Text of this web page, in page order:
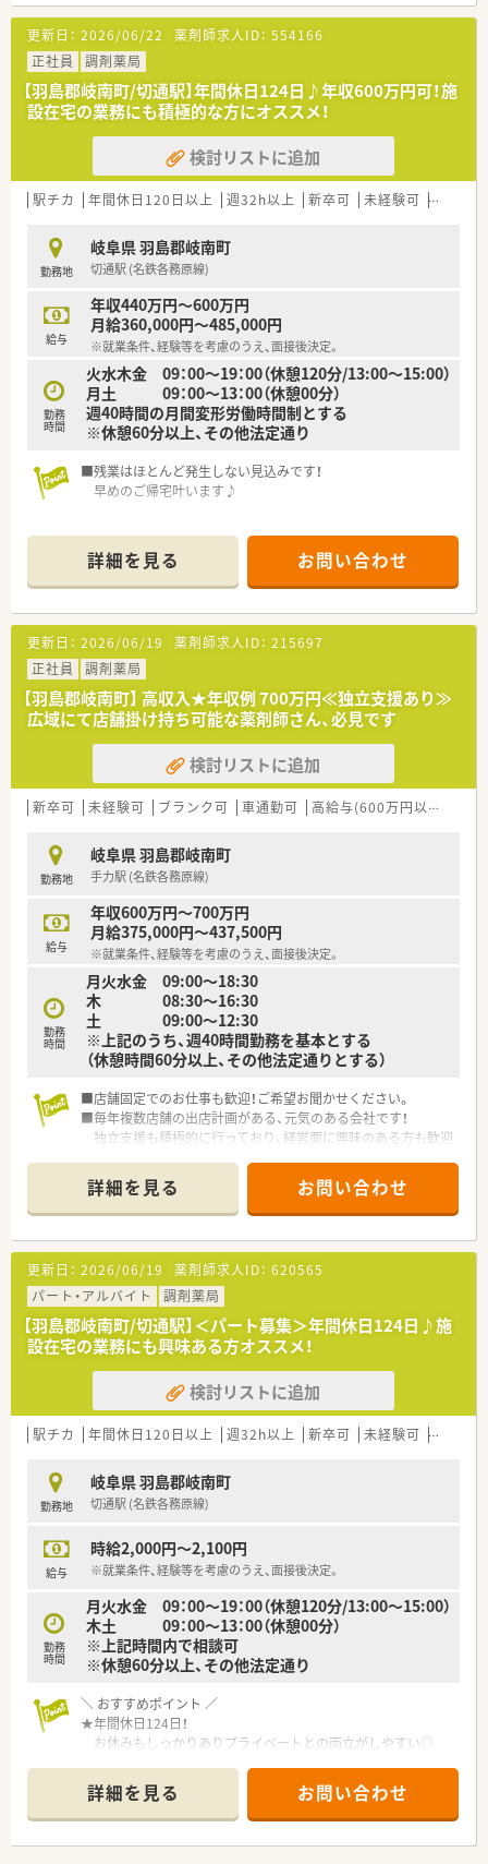
■主に内科や消化器科の処方箋を応需しており、専門的な知識を
深く身につけることができます。
■事務スタッフが在籍しているため、薬剤師としての本来の調剤
業務にしっかりと専念できます。
【想定される業務内容】
■内科や消化器科の処方箋を中心とした調剤業務全般と、患者様
への丁寧な服薬指導をお任せいたします。
■iPadの薬歴システムを活用した効率的な薬歴入力業務を行い、
患者様との対話時間を確保していただきます。
な業務は一切ないため専門業務に集中できます。
【やりがい/おすすめポイント】
■充実した薬歴システムにより事務作業の負担が軽減され、患者
様とじっくり向き合える時間にやりがいを感じます。
■個人の頑張りが明確な評価制度によって可視化されるため、高
いモチベーションを維持して業務に取り組めます。
■東証プライム上場企業の充実した待遇や福利厚生を享受しな
がら、地域に根ざした医療貢献が実現できます。
更新日： 2026/06/22 薬剤師求人ID： 554166
正社員
調剤薬局
【羽島郡岐南町/切通駅】年間休日124日♪年収600万円可！施
設在宅の業務にも積極的な方にオススメ！
検討リストに追加
駅チカ 年間休日120日以上 週32h以上 新卒可 未経験可 ブラン
勤務地
岐阜県 羽島郡岐南町
切通駅 (名鉄各務原線)
給与
年収440万円～600万円
月給360,000円～485,000円
※就業条件、経験等を考慮のうえ、面接後決定。
勤務
時間
火水木金 09：00～19：00（休憩120分/13:00～15:00）
月土 09：00～13：00（休憩00分）
週40時間の月間変形労働時間制とする
※休憩60分以上、その他法定通り
■残業はほとんど発生しない見込みです！
早めのご帰宅叶います♪
★年間休日124日！
お休みもしっかりありプライベートとの両立がしやすい◎
★電子薬歴・自動分包機・粉薬の監査システム導入！
安心して働ける環境を整えています。
★キャリアパス制度を導入！
「どうしたら昇給できるか？」「どうしたら昇格できるか？」が
分かりやすい体制◎
★コンビニも近く便利な立地♪
＼ こんな会社です ／
■愛知県（主に尾張エリア）、岐阜県エリアに13店舗展開してい
地域に根付いた薬局運営をされており、地域貢献をしたいとお
考えの方に適しています。
力をされています。
■応需先とも一緒に勉強会をするなど、
良好な関係構築ができており連携ができています。
■全員で薬局を作ろうとしている雰囲気は、
スタッフ間の関係の良さも感じられます。
■社長との距離も非常に近く、
意見を言い合える風通しのよい環境です。
■アットホームな雰囲気で、20代～70代と幅広い年代の方が活
躍をされておられます。
■設備面も監査システムを導入するなどして安心して勤務がで
きる環境づくりをされています。
■エリアマネージャーも複数いますので、急なお休みもとれる環
詳細を見る お問い合わせ
更新日： 2026/06/19 薬剤師求人ID： 215697
正社員
調剤薬局
【羽島郡岐南町】 高収入★年収例 700万円≪独立支援あり≫
広域にて店舗掛け持ち可能な薬剤師さん、必見です
検討リストに追加
新卒可 未経験可 ブランク可 車通勤可 高給与(600万円以上)
勤務地
岐阜県 羽島郡岐南町
手力駅 (名鉄各務原線)
給与
年収600万円～700万円
月給375,000円～437,500円
※就業条件、経験等を考慮のうえ、面接後決定。
勤務
時間
月火水金 09:00～18:30
木 08:30～16:30
土 09:00～12:30
※上記のうち、週40時間勤務を基本とする
（休憩時間60分以上、その他法定通りとする）
■店舗固定でのお仕事も歓迎！ご希望お聞かせください。
■毎年複数店舗の出店計画がある、元気のある会社です！
独立支援も積極的に行っており、経営面に興味のある方も歓迎
■この求人はプレミア高収入求人特集に掲載中です■
詳細を見る お問い合わせ
更新日： 2026/06/19 薬剤師求人ID： 620565
パート・アルバイト
調剤薬局
【羽島郡岐南町/切通駅】＜パート募集＞年間休日124日♪施
設在宅の業務にも興味ある方オススメ！
検討リストに追加
駅チカ 年間休日120日以上 週32h以上 新卒可 未経験可 ブラン
勤務地
岐阜県 羽島郡岐南町
切通駅 (名鉄各務原線)
給与
時給2,000円～2,100円
※就業条件、経験等を考慮のうえ、面接後決定。
勤務
時間
月火水金 09：00～19：00（休憩120分/13:00～15:00）
木土 09：00～13：00（休憩00分）
※上記時間内で相談可
※休憩60分以上、その他法定通り
＼ おすすめポイント ／
★年間休日124日！
お休みもしっかりありプライベートとの両立がしやすい◎
安心して働ける環境を整えています。
★キャリアパス制度を導入！
「どうしたら昇給できるか？」「どうしたら昇格できるか？」が
分かりやすい体制◎
詳細を見る お問い合わせ